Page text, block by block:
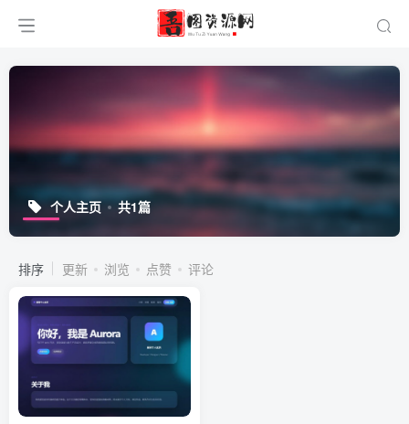
个人主页 共1篇
排序 更新 浏览 点赞 评论